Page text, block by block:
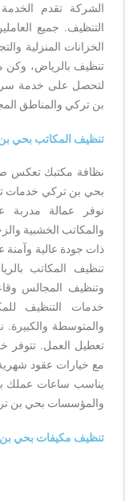
الشركة تقدم
التنظيف. جميع
الخزانات المنزلية
تنظيف بالرياض، وكن
لتحصل على خدمة
بن تركي والمناطق
تنظيف المكاتب بحي
نظافة مكتبك تعكس
بحي بن تركي خدمات
نوفر عمالة مدربة
والمكاتب الخشبية
ذات جودة عالية وآمنة
تنظيف المكاتب
وتنظيف المجالس
خدمات التنظيف
والمتوسطة
تعطيل العمل. تتوفر
مع خيارات عقود
يناسب ساعات عملك
والمؤسسات بحي بن
تنظيف مكيفات بحي